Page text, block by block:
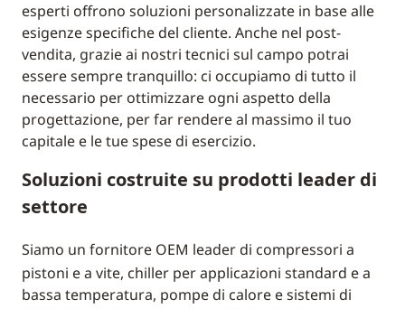
esperti offrono soluzioni personalizzate in base alle
esigenze specifiche del cliente. Anche nel post-
vendita, grazie ai nostri tecnici sul campo potrai
essere sempre tranquillo: ci occupiamo di tutto il
necessario per ottimizzare ogni aspetto della
progettazione, per far rendere al massimo il tuo
capitale e le tue spese di esercizio.
Soluzioni costruite su prodotti leader di
settore
Siamo un fornitore OEM leader di compressori a
pistoni e a vite, chiller per applicazioni standard e a
bassa temperatura, pompe di calore e sistemi di